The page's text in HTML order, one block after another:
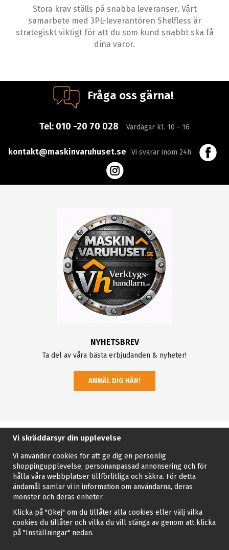
Stora krav ställs på snabba leveranser. Vårt
samarbete med 3PL-leverantören Shelfless är
strategiskt viktigt för att du som kund snabbt ska få
dina varor.
Fråga oss gärna!
Tel: 010 -20 70 028 Vardagar kl. 10 - 16
kontakt@maskinvaruhuset.se Vi svarar inom 24h
NYHETSBREV
Ta del av våra bästa erbjudanden & nyheter!
ANMÄL DIG HÄR!
Vi skräddarsyr din upplevelse
Vi använder cookies för att ge dig en personlig
shoppingupplevelse, personanpassad annonsering och för
hålla våra webbplatser tillförlitliga och säkra. För detta
ändamål samlar vi in information om användarna, deras
mönster och deras enheter.
Klicka på "Okej" om du tillåter alla cookies eller välj vilka
cookies du tillåter och vilka du vill stänga av genom att klicka
på "Inställningar" nedan.